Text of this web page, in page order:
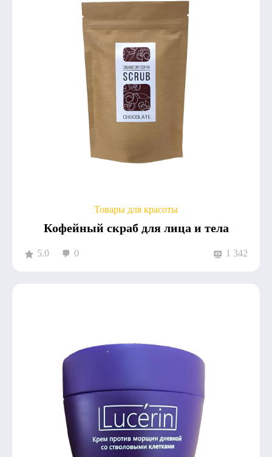
Товары для красоты
Кофейный скраб для лица и тела
5.0 0 1 342